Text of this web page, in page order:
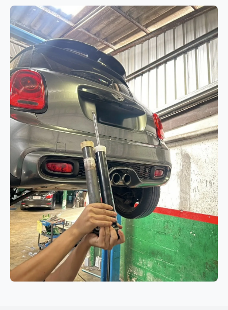
ระบบแอร์
BMW 520d F10 แอร์ไม่เย็นจาก
คอมเพรสเซอร์แอร์เสื่อมสภาพ